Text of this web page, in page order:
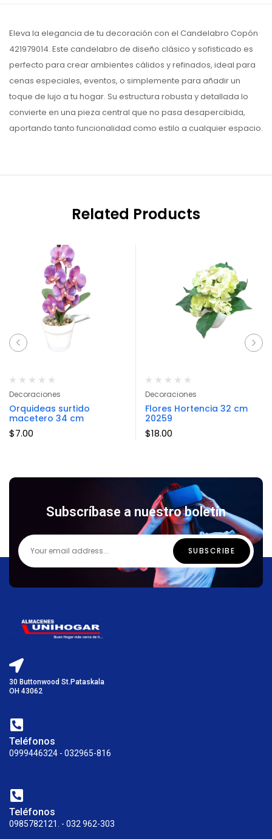
Eleva la elegancia de tu decoración con el Candelabro Copón
421979014. Este candelabro de diseño clásico y sofisticado es
perfecto para crear ambientes cálidos y refinados, ideal para
cenas especiales, eventos, o simplemente para añadir un
toque de lujo a tu hogar. Su estructura robusta y detallada lo
convierte en una pieza central que no pasa desapercibida,
aportando tanto funcionalidad como estilo a cualquier espacio.
Related Products
Decoraciones
Orquideas surtido
macetero 34 cm
$7.00
Decoraciones
Flores Hortencia 32 cm
20259
$18.00
Subscríbase a nuestro boletín
30 Buttonwood St.Pataskala
OH 43062
Teléfonos
0999446324 - 032965-816
Teléfonos
0985782121. - 032 962-303